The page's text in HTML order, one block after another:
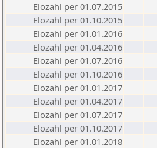
Elozahl per 01.07.2015
Elozahl per 01.10.2015
Elozahl per 01.01.2016
Elozahl per 01.04.2016
Elozahl per 01.07.2016
Elozahl per 01.10.2016
Elozahl per 01.01.2017
Elozahl per 01.04.2017
Elozahl per 01.07.2017
Elozahl per 01.10.2017
Elozahl per 01.01.2018